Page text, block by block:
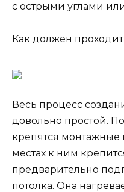
с острыми углами
Как должен
Весь процесс
довольно простой.
крепятся
местах к ним
предварительно
потолка. Она